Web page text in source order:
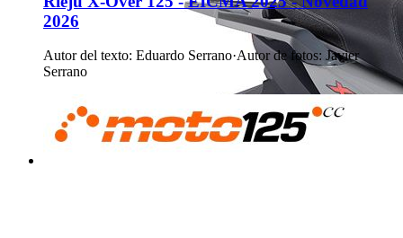
2026
Autor del texto: Eduardo Serrano·Autor de fotos: Javier
Serrano